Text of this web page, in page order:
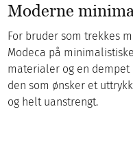
Moderne
For bruder som trekkes
Modeca på
materialer og en
den som ønsker et
og helt uanstrengt.